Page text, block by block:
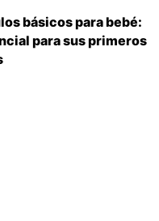
básicos para bebé:
para sus primeros